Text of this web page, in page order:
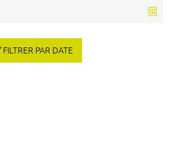
FILTRER PAR DATE